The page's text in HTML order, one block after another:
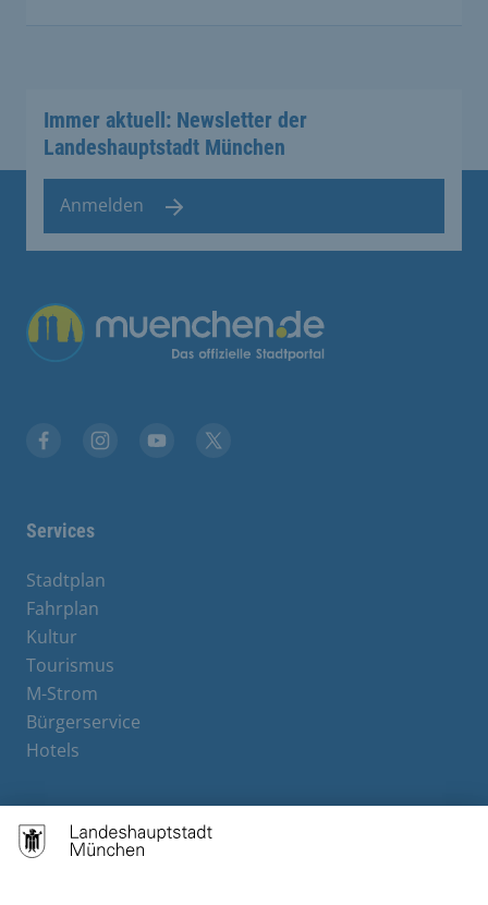
Immer aktuell: Newsletter der
Landeshauptstadt München
Anmelden
Übergreifende Links
Services
Stadtplan
Fahrplan
Kultur
Tourismus
M-Strom
Bürgerservice
Hotels
Contact